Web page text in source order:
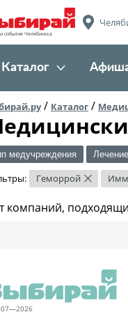
события Челябинска
Каталог
/ Каталог /
медучреждения Лечение
Геморрой ×
компаний,